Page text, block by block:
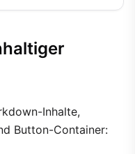
Inhalte,
Button-Container: